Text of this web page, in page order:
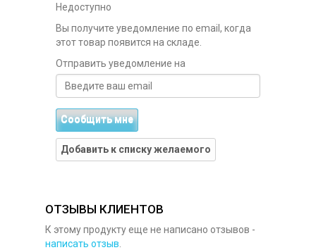
Недоступно
Вы получите уведомление по email, когда
этот товар появится на складе.
Отправить уведомление на
Сообщить мне
Добавить к списку желаемого
ОТЗЫВЫ КЛИЕНТОВ
К этому продукту еще не написано отзывов -
написать отзыв